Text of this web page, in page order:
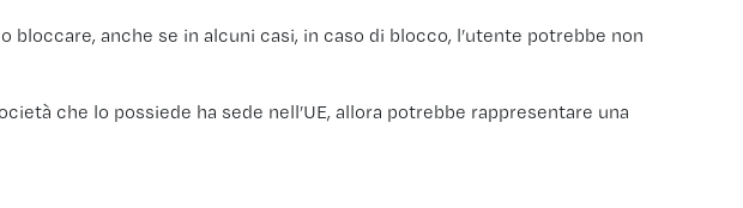
anche se in alcuni casi, in caso di blocco, l’utente potrebbe non
che lo possiede ha sede nell’UE, allora potrebbe rappresentare una